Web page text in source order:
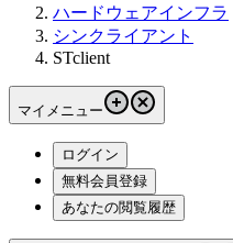
ハードウェアインフラ
シンクライアント
STclient
マイメニュー
ログイン
無料会員登録
あなたの閲覧履歴